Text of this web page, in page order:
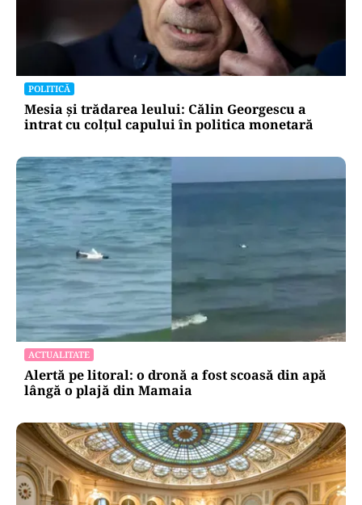
POLITICĂ
Mesia și trădarea leului: Călin Georgescu a
intrat cu colțul capului în politica monetară
ACTUALITATE
Alertă pe litoral: o dronă a fost scoasă din apă
lângă o plajă din Mamaia